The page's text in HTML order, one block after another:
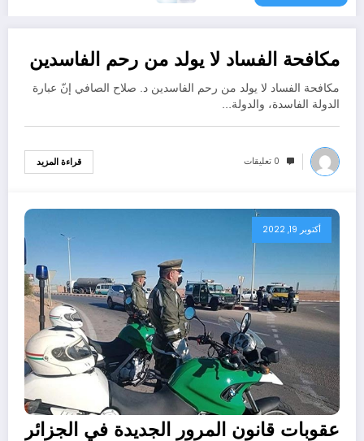
أكتوبر 19, 2022
مكافحة الفساد لا يولد من رحم الفاسدين
مكافحة الفساد لا يولد من رحم الفاسدين د. صلاح الصافي إنّ عبارة
الدولة الفاسدة، والدولة…
0 تعليقات قراءة المزيد
أكتوبر 19, 2022
عقوبات قانون المرور الجديدة في الجزائر